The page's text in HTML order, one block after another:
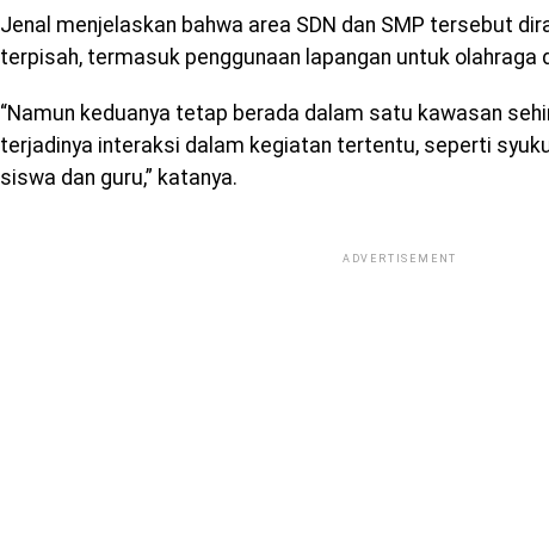
Jenal menjelaskan bahwa area SDN dan SMP tersebut
terpisah, termasuk penggunaan lapangan untuk olahraga
“Namun keduanya tetap berada dalam satu kawasan
terjadinya interaksi dalam kegiatan tertentu, seperti
siswa dan guru,” katanya.
ADVERTISEMENT